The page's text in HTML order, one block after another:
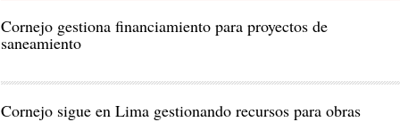
Cornejo gestiona financiamiento para proyectos de
saneamiento
Cornejo sigue en Lima gestionando recursos para obras